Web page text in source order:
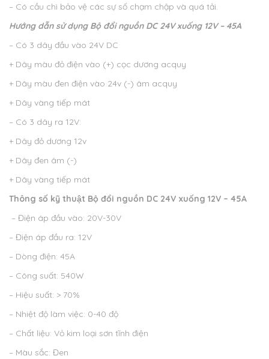
– Có cầu chì bảo vệ các sự số chạm chập và quá tải.
Hướng dẫn sử dụng Bộ đổi nguồn DC 24V xuống 12V – 45A
– Có 3 dây đầu vào 24V DC
+ Dây màu đỏ điện vào (+) cọc dương acquy
+ Dây màu đen điện vào 24v (-) âm acquy
+ Dây vàng tiếp mát
– Có 3 dây ra 12V:
+ Dây đỏ dương 12v
+ Dây đen âm (-)
+ Dây vàng tiếp mát
Thông số kỹ thuật Bộ đổi nguồn DC 24V xuống 12V – 45A
– Điện áp đầu vào: 20V-30V
– Điện áp đầu ra: 12V
– Dòng điện: 45A
– Công suất: 540W
– Hiệu suất: > 70%
– Nhiệt độ làm việc: 0-40 độ
– Chất liệu: Vỏ kim loại sơn tĩnh điện
– Màu sắc: Đen